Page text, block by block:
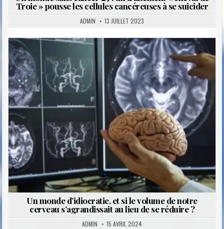
Troie » pousse les cellules cancéreuses à se suicider
ADMIN 13 JUILLET 2023
Un monde d’idiocratie, et si le volume de notre
cerveau s’agrandissait au lieu de se réduire ?
ADMIN 15 AVRIL 2024